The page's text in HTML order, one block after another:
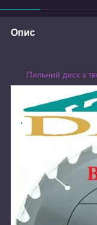
Опис
Пильний диск з